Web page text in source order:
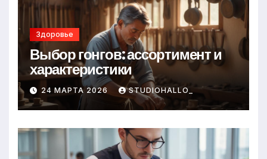
Здоровье
Выбор гонгов: ассортимент и
характеристики
24 МАРТА 2026 STUDIOHALLO_